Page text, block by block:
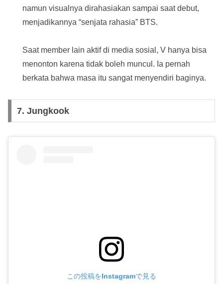
namun visualnya dirahasiakan sampai saat debut,
menjadikannya “senjata rahasia” BTS.
Saat member lain aktif di media sosial, V hanya bisa
menonton karena tidak boleh muncul. Ia pernah
berkata bahwa masa itu sangat menyendiri baginya.
7. Jungkook
この投稿をInstagramで見る